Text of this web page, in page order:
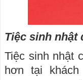
Tiệc sinh nhật
Tiệc sinh nhật
hơn tại